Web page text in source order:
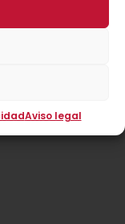
Aviso legal